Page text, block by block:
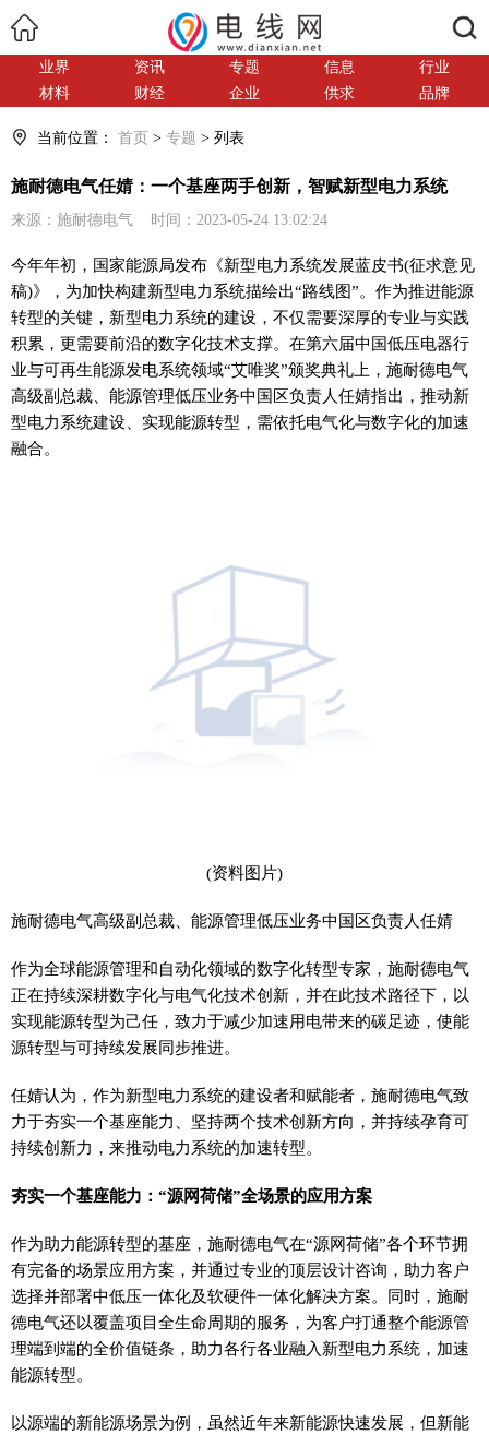
业界 资讯 专题 信息
行业
材料
财经 企业 供求 品牌
当前位置： 首页 > 专题 > 列表
施耐德电气任婧：一个基座两手创新，智赋新型电力系统
来源：施耐德电气 时间：2023-05-24 13:02:24
今年年初，国家能源局发布《新型电力系统发展蓝皮书(征求意见
稿)》，为加快构建新型电力系统描绘出“路线图”。作为推进能源
转型的关键，新型电力系统的建设，不仅需要深厚的专业与实践
积累，更需要前沿的数字化技术支撑。在第六届中国低压电器行
业与可再生能源发电系统领域“艾唯奖”颁奖典礼上，施耐德电气
高级副总裁、能源管理低压业务中国区负责人任婧指出，推动新
型电力系统建设、实现能源转型，需依托电气化与数字化的加速
融合。
(资料图片)
施耐德电气高级副总裁、能源管理低压业务中国区负责人任婧
作为全球能源管理和自动化领域的数字化转型专家，施耐德电气
正在持续深耕数字化与电气化技术创新，并在此技术路径下，以
实现能源转型为己任，致力于减少加速用电带来的碳足迹，使能
源转型与可持续发展同步推进。
任婧认为，作为新型电力系统的建设者和赋能者，施耐德电气致
力于夯实一个基座能力、坚持两个技术创新方向，并持续孕育可
持续创新力，来推动电力系统的加速转型。
夯实一个基座能力：“源网荷储”全场景的应用方案
作为助力能源转型的基座，施耐德电气在“源网荷储”各个环节拥
有完备的场景应用方案，并通过专业的顶层设计咨询，助力客户
选择并部署中低压一体化及软硬件一体化解决方案。同时，施耐
德电气还以覆盖项目全生命周期的服务，为客户打通整个能源管
理端到端的全价值链条，助力各行各业融入新型电力系统，加速
能源转型。
以源端的新能源场景为例，虽然近年来新能源快速发展，但新能